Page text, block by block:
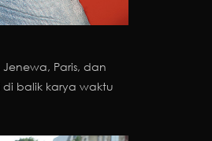
Paris, dan
di balik karya waktu